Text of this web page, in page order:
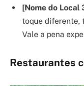
[Nome do Local
toque diferente,
Vale a pena
Restaurantes